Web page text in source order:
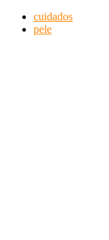
cuidados
pele